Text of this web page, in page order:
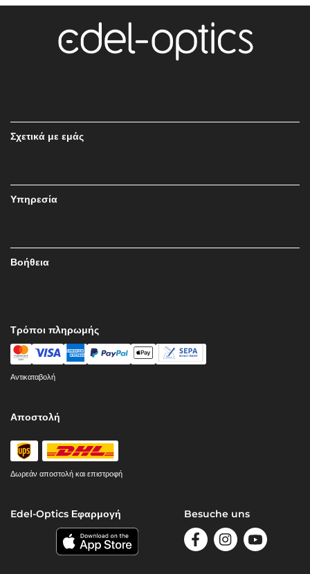
Σχετικά με εμάς
Υπηρεσία
Βοήθεια
Τρόποι πληρωμής
Αντικαταβολή
Αποστολή
Δωρεάν αποστολή και επιστροφή
Edel-Optics Εφαρμογή Besuche uns